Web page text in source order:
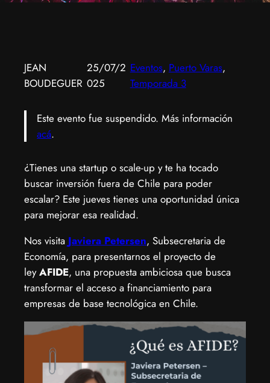
JEAN
BOUDEGUER
25/07/2
025
Eventos, Puerto Varas
Temporada 3
Este evento fue suspendido. Más información
acá.
¿Tienes una startup o scale-up y te ha tocado
buscar inversión fuera de Chile para poder
escalar? Este jueves tienes una oportunidad única
para mejorar esa realidad.
​Nos visita Javiera Petersen, Subsecretaria de
Economía, para presentarnos el proyecto de
leyAFIDE, una propuesta ambiciosa que busca
transformar el acceso a financiamiento para
empresas de base tecnológica en Chile.